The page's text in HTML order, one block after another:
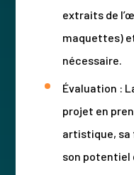
extraits de
maquettes)
nécessaire.
Évaluation :
projet en
artistique,
son potentiel